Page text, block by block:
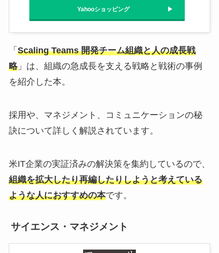
Yahooショッピング
「 Scaling Teams 開発チーム組織と人の成長戦
略」は、組織の急成長を支える戦略と戦術の事例
を紹介した本。
採用や、マネジメント、コミュニケーションの秘
訣について詳しく解説されています。
米IT企業の実証済みの解決策を集約しているので、
組織を拡大したり再編したりしようと考えている
ような人におすすめの本です。
サイエンス・マネジメント